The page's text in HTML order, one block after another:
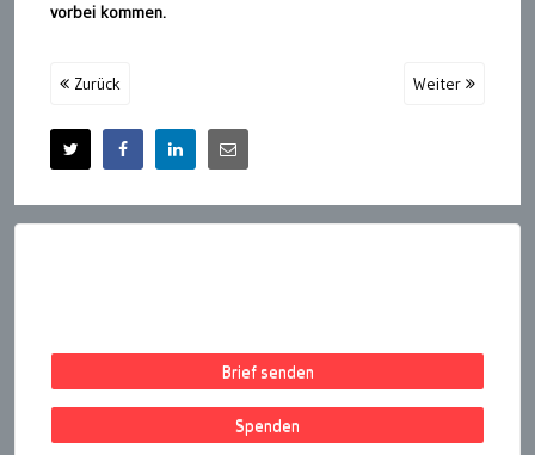
vorbei kommen.
Zurück Weiter
Brief senden
Spenden